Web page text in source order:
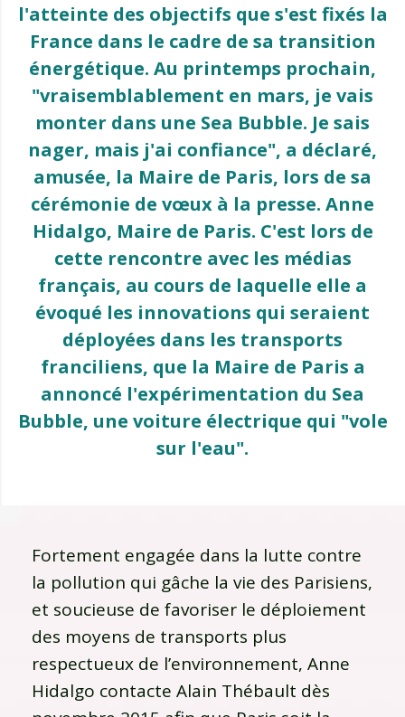
l'atteinte des objectifs que s'est fixés la
France dans le cadre de sa transition
énergétique. Au printemps prochain,
"vraisemblablement en mars, je vais
monter dans une Sea Bubble. Je sais
nager, mais j'ai confiance", a déclaré,
amusée, la Maire de Paris, lors de sa
cérémonie de vœux à la presse. Anne
Hidalgo, Maire de Paris. C'est lors de
cette rencontre avec les médias
français, au cours de laquelle elle a
évoqué les innovations qui seraient
déployées dans les transports
franciliens, que la Maire de Paris a
annoncé l'expérimentation du Sea
Bubble, une voiture électrique qui "vole
sur l'eau".
Fortement engagée dans la lutte contre
la pollution qui gâche la vie des Parisiens,
et soucieuse de favoriser le déploiement
des moyens de transports plus
respectueux de l’environnement, Anne
Hidalgo contacte Alain Thébault dès